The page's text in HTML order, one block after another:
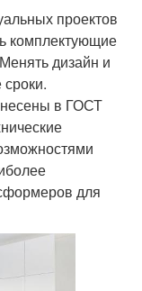
проектов
комплектующие
дизайн и
в ГОСТ
для